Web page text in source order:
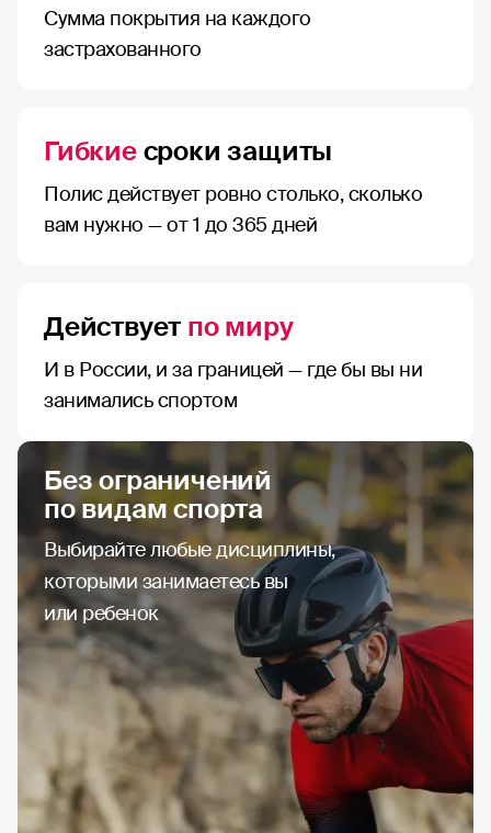
Сумма покрытия на каждого
застрахованного
Гибкиесроки защиты
Полис действует ровно столько, сколько
вам нужно — от 1 до 365 дней
Действует по миру
И в России, и за границей — где бы вы ни
занимались спортом
Без ограничений
по видам спорта
Выбирайте любые дисциплины,
которыми занимаетесь вы
или ребенок